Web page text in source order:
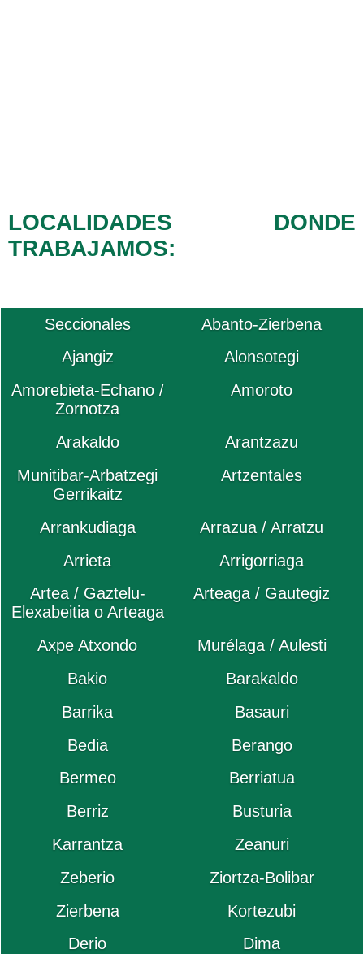
LOCALIDADES DONDE
TRABAJAMOS:
Seccionales
Abanto-Zierbena
Ajangiz
Alonsotegi
Amorebieta-Echano /
Zornotza
Amoroto
Arakaldo
Arantzazu
Munitibar-Arbatzegi
Gerrikaitz
Artzentales
Arrankudiaga
Arrazua / Arratzu
Arrieta
Arrigorriaga
Artea / Gaztelu-
Elexabeitia o Arteaga
Arteaga / Gautegiz
Axpe Atxondo
Murélaga / Aulesti
Bakio
Barakaldo
Barrika
Basauri
Bedia
Berango
Bermeo
Berriatua
Berriz
Busturia
Karrantza
Zeanuri
Zeberio
Ziortza-Bolibar
Zierbena
Kortezubi
Derio
Dima